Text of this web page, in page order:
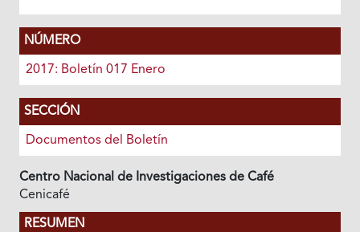
NÚMERO
2017: Boletín 017 Enero
SECCIÓN
Documentos del Boletín
Centro Nacional de Investigaciones de Café
Cenicafé
RESUMEN